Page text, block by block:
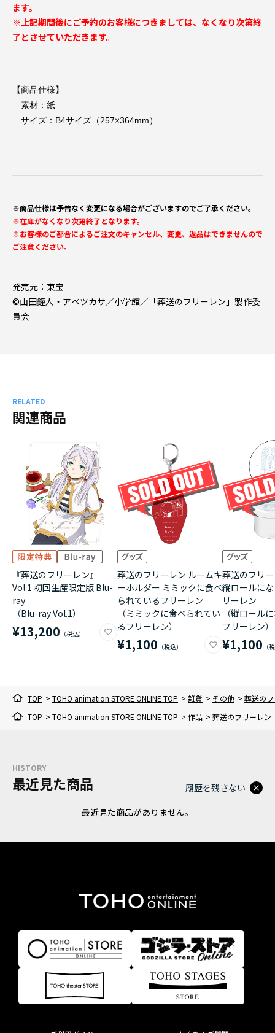
ます。
※上記期間後にご予約のお客様につきましては、なくなり次第終
了とさせていただきます。
【商品仕様】
素材：紙
サイズ：B4サイズ（257×364mm）
※商品仕様は予告なく変更になる場合がございますのでご了承ください。
※在庫がなくなり次第終了となります。
※お客様のご都合によるご注文のキャンセル、変更、返品はできませんので
ご注意ください。
発売元：東宝
©山田鐘人・アベツカサ／小学館／「葬送のフリーレン」製作委
員会
RELATED
関連商品
『葬送のフリーレン』
Vol.1 初回生産限定版 Blu-
ray
（Blu-ray Vol.1）
¥13,200
葬送のフリーレン ルームキ
ーホルダー ミミックに食べ
られているフリーレン
（ミミックに食べられてい
るフリーレン）
¥1,100
葬送のフリ
縦ロールに
リーレン
（縦ロール
フリーレン）
¥1,100
TOP > TOHO animation STORE ONLINE TOP > 雑貨 > その他 > 葬送の
TOP > TOHO animation STORE ONLINE TOP > 作品 > 葬送のフリーレン
HISTORY
最近見た商品
最近見た商品がありません。
履歴を残さない